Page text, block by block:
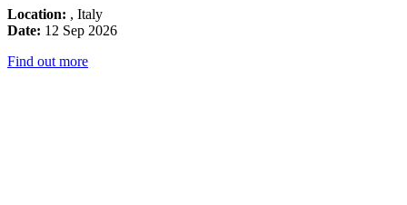
Location: , Italy
Date: 12 Sep 2026
Find out more